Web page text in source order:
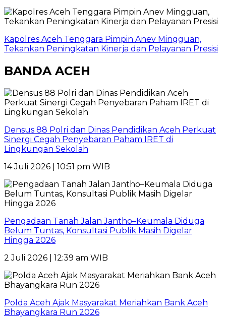
Kapolres Aceh Tenggara Pimpin Anev Mingguan,
Tekankan Peningkatan Kinerja dan Pelayanan Presisi
BANDA ACEH
Densus 88 Polri dan Dinas Pendidikan Aceh Perkuat
Sinergi Cegah Penyebaran Paham IRET di
Lingkungan Sekolah
14 Juli 2026 | 10:51 pm WIB
Pengadaan Tanah Jalan Jantho–Keumala Diduga
Belum Tuntas, Konsultasi Publik Masih Digelar
Hingga 2026
2 Juli 2026 | 12:39 am WIB
Polda Aceh Ajak Masyarakat Meriahkan Bank Aceh
Bhayangkara Run 2026